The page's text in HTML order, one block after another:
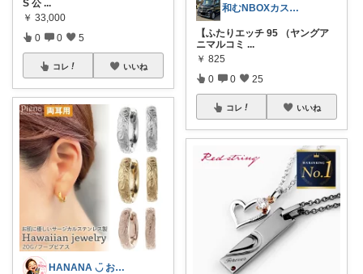
S 公 ...
￥ 33,000
0 0 5
コレ いいね
HANANA ◡̈ お節介おかんの厳選品
和むNBOXカスタム8/6感謝🙏
【ふたりエッチ 95 （ヤングア
ニマルコミ ...
￥ 825
0 0 25
コレ いいね